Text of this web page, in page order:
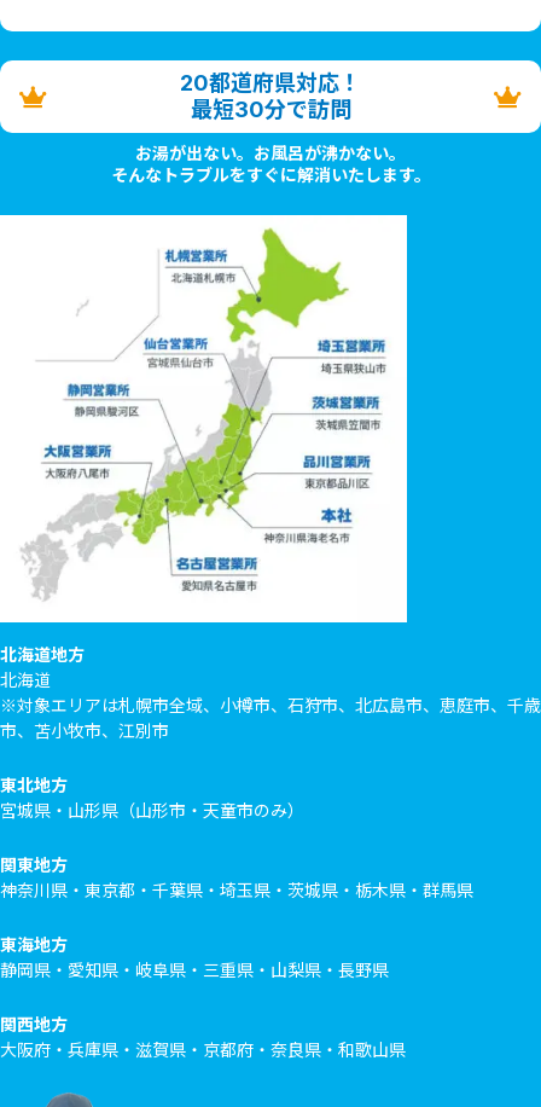
20都道府県対応！
最短30分で訪問
お湯が出ない。お風呂が沸かない。
そんなトラブルをすぐに解消いたします。
北海道地方
北海道
※対象エリアは札幌市全域、小樽市、石狩市、北広島市、恵庭市、千歳
市、苫小牧市、江別市
東北地方
宮城県・山形県（山形市・天童市のみ）
関東地方
神奈川県・東京都・千葉県・埼玉県・茨城県・栃木県・群馬県
東海地方
静岡県・愛知県・岐阜県・三重県・山梨県・長野県
関西地方
大阪府・兵庫県・滋賀県・京都府・奈良県・和歌山県